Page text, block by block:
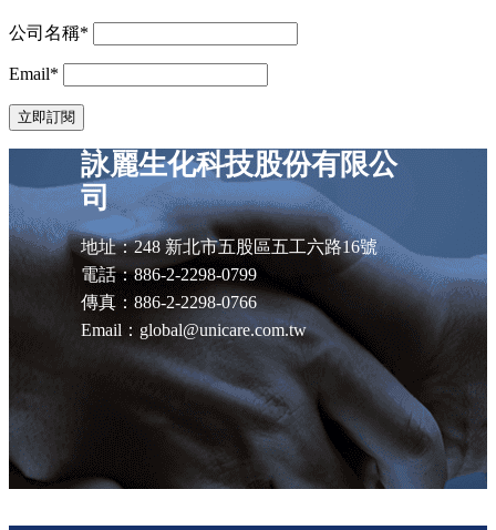
公司名稱*
Email*
詠麗生化科技股份有限公
司
地址：248 新北市五股區五工六路16號
電話：886-2-2298-0799
傳真：886-2-2298-0766
Email：global@unicare.com.tw